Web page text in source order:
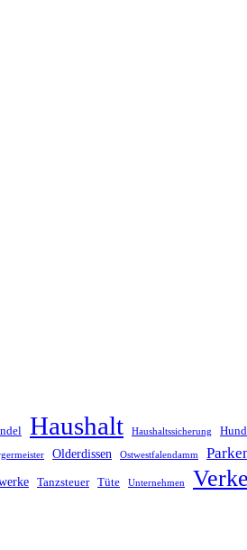
Haushalt Haushaltssicherung
Olderdissen Ostwestfalendamm
Tanzsteuer Tüte Unternehmen